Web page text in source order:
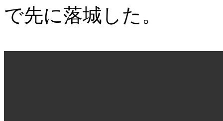
で先に落城した。